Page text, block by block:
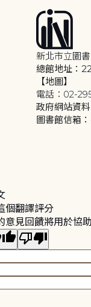
新北市立圖
總館地址：
【地圖】
電話：02-
政府網站資
圖書館信箱
個翻譯評分
意見回饋將用於協